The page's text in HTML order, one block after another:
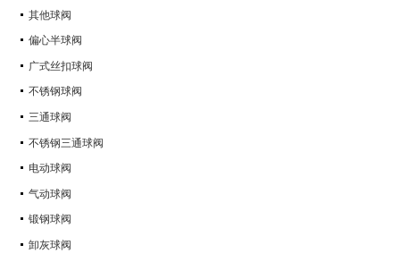
其他球阀
偏心半球阀
广式丝扣球阀
不锈钢球阀
三通球阀
不锈钢三通球阀
电动球阀
气动球阀
锻钢球阀
卸灰球阀